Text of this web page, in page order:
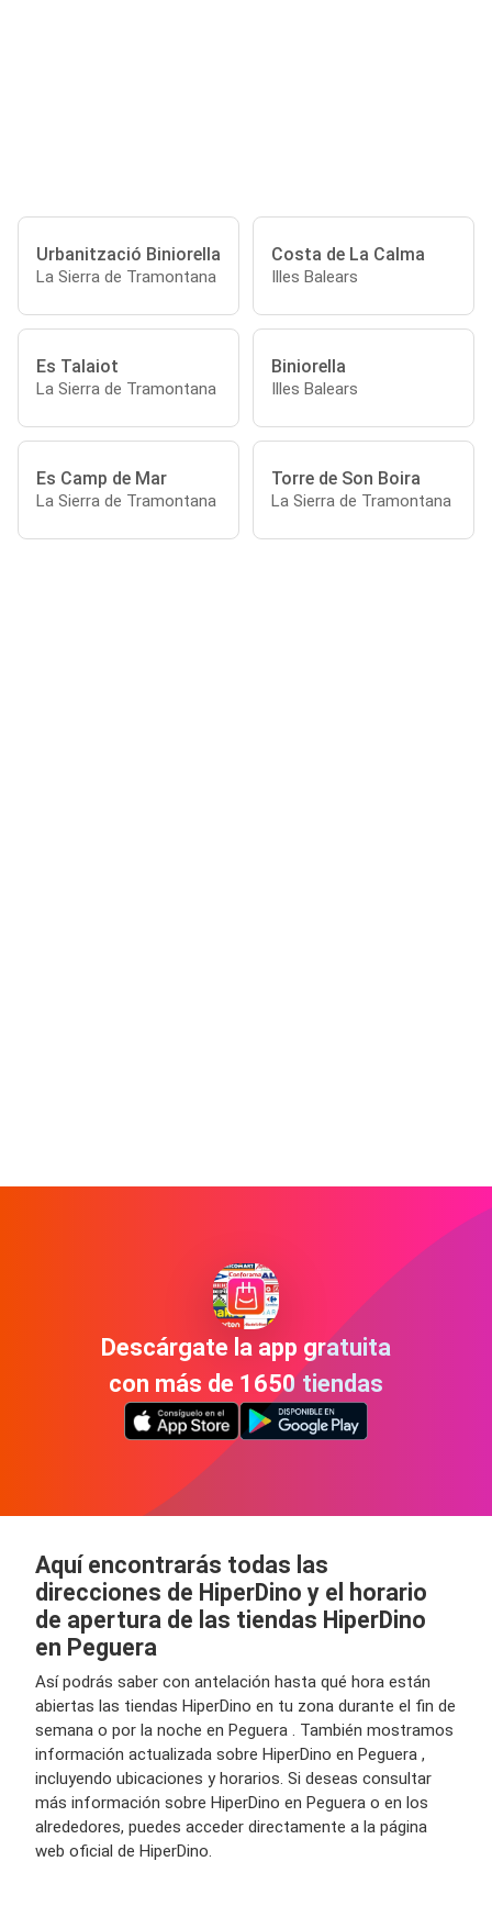
Urbanització Biniorella
La Sierra de Tramontana
Costa de La Calma
Illes Balears
Es Talaiot
La Sierra de Tramontana
Biniorella
Illes Balears
Es Camp de Mar
La Sierra de Tramontana
Torre de Son Boira
La Sierra de Tramontana
Descárgate la app gratuita
con más de 1650 tiendas
Aquí encontrarás todas las
direcciones de HiperDino y el horario
de apertura de las tiendas HiperDino
en Peguera
Así podrás saber con antelación hasta qué hora están
abiertas las tiendas HiperDino en tu zona durante el fin de
semana o por la noche en Peguera . También mostramos
información actualizada sobre HiperDino en Peguera ,
incluyendo ubicaciones y horarios. Si deseas consultar
más información sobre HiperDino en Peguera o en los
alrededores, puedes acceder directamente a la página
web oficial de HiperDino.